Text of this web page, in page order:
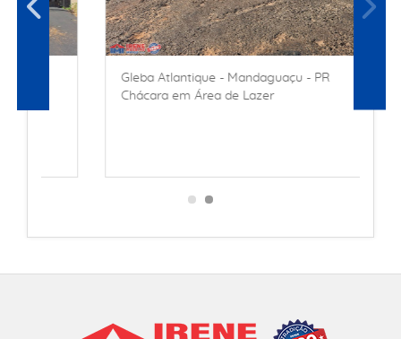
Gleba Atlantique - Mandaguaçu - PR
Chácara em Área de Lazer